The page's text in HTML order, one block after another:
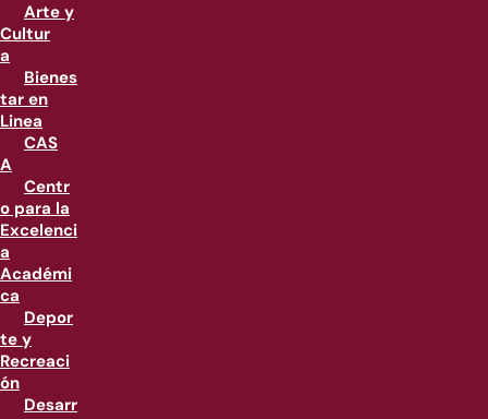
Arte y
Cultur
a
Bienes
tar en
Linea
CAS
A
Centr
o para la
Excelenci
a
Académi
ca
Depor
te y
Recreaci
ón
Desarr